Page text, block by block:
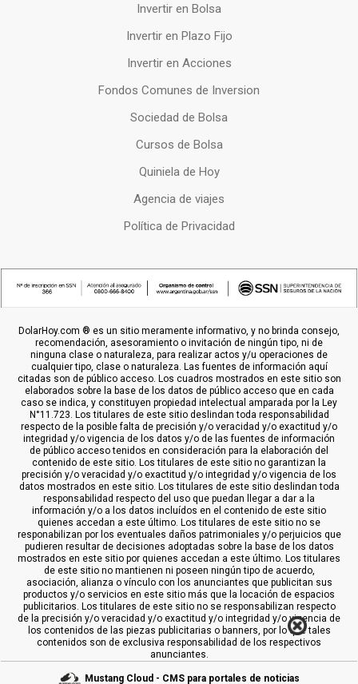
Invertir en Bolsa
Invertir en Plazo Fijo
Invertir en Acciones
Fondos Comunes de Inversion
Sociedad de Bolsa
Cursos de Bolsa
Quiniela de Hoy
Agencia de viajes
Política de Privacidad
DolarHoy.com ® es un sitio meramente informativo, y no brinda consejo,
recomendación, asesoramiento o invitación de ningún tipo, ni de
ninguna clase o naturaleza, para realizar actos y/u operaciones de
cualquier tipo, clase o naturaleza. Las fuentes de información aquí
citadas son de público acceso. Los cuadros mostrados en este sitio son
elaborados sobre la base de los datos de público acceso que en cada
caso se indica, y constituyen propiedad intelectual amparada por la Ley
N°11.723. Los titulares de este sitio deslindan toda responsabilidad
respecto de la posible falta de precisión y/o veracidad y/o exactitud y/o
integridad y/o vigencia de los datos y/o de las fuentes de información
de público acceso tenidos en consideración para la elaboración del
contenido de este sitio. Los titulares de este sitio no garantizan la
precisión y/o veracidad y/o exactitud y/o integridad y/o vigencia de los
datos mostrados en este sitio. Los titulares de este sitio deslindan toda
responsabilidad respecto del uso que puedan llegar a dar a la
información y/o a los datos incluídos en el contenido de este sitio
quienes accedan a este último. Los titulares de este sitio no se
responabilizan por los eventuales daños patrimoniales y/o perjuicios que
pudieren resultar de decisiones adoptadas sobre la base de los datos
mostrados en este sitio por quienes accedan a este último. Los titulares
de este sitio no mantienen ni poseen ningún tipo de acuerdo,
asociación, alianza o vínculo con los anunciantes que publicitan sus
productos y/o servicios en este sitio más que la locación de espacios
publicitarios. Los titulares de este sitio no se responsabilizan respecto
de la precisión y/o veracidad y/o exactitud y/o integridad y/o vigencia de
los contenidos de las piezas publicitarias o banners, por lo que tales
contenidos son de exclusiva responsabilidad de los respectivos
anunciantes.
Mustang Cloud - CMS para portales de noticias